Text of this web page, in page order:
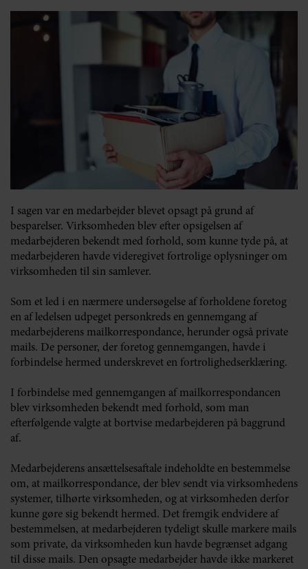
I sagen var en medarbejder blevet opsagt på grund af
besparelser. Virksomheden blev efter opsigelsen af
medarbejderen bekendt med forhold, som kunne tyde på, at
medarbejderen havde videregivet fortrolige oplysninger om
virksomheden til sin samlever.
Som et led i en nærmere undersøgelse af forholdene foretog
en af ledelsen udpeget personkreds en gennemgang af
medarbejderens mailkorrespondance, herunder også private
mails. De personer, der foretog gennemgangen, havde i
forbindelse hermed underskrevet en fortrolighedserklæring.
I forbindelse med gennemgangen af mailkorrespondancen
blev virksomheden bekendt med forhold, som man
efterfølgende valgte at bortvise medarbejderen på baggrund
af.
Medarbejderens ansættelsesaftale indeholdte en bestemmelse
om, at mailkorrespondance, der blev sendt via virksomhedens
systemer, tilhørte virksomheden, og at virksomheden derfor
kunne gøre sig bekendt hermed. Det fremgik endvidere af
bestemmelsen, at medarbejderen tydeligt skulle markere mails
som private, da virksomheden kun havde begrænset adgang
til disse mails. Den opsagte medarbejder havde ikke markeret